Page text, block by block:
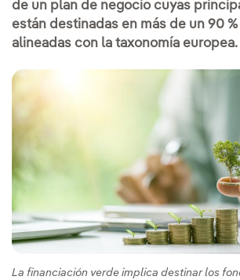
de un plan de negocio cuyas
están destinadas en más de un 90
alineadas con la taxonomía europea.
La financiación verde implica destinar los